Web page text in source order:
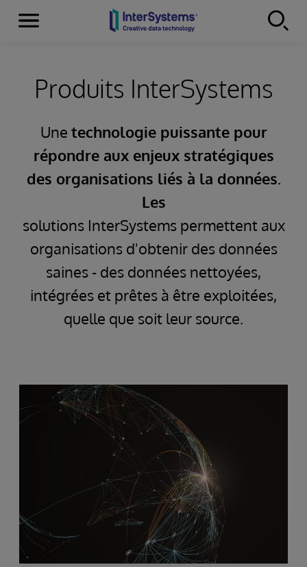
Skip to content
Menu
Produits InterSystems
Une technologie puissante pour
répondre aux enjeux stratégiques
des organisations liés à la données.
Les
solutions InterSystems permettent aux
organisations d'obtenir des données
saines - des données nettoyées,
intégrées et prêtes à être exploitées,
quelle que soit leur source.